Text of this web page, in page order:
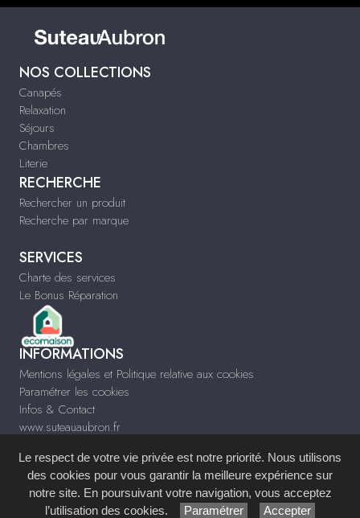
NOS COLLECTIONS
Canapés
Relaxation
Séjours
Chambres
Literie
RECHERCHE
Rechercher un produit
Recherche par marque
SERVICES
Charte des services
Le Bonus Réparation
INFORMATIONS
Mentions légales et Politique relative aux cookies
Paramétrer les cookies
Infos & Contact
www.suteauaubron.fr
Site réalisé avec leSystème de Gestion de Contenu (SGC)imagenia, créé et
développé en France parmémoire d'images.
Le respect de votre vie privée est notre priorité. Nous utilisons
des cookies pour vous garantir la meilleure expérience sur
notre site. En poursuivant votre navigation, vous acceptez
l’utilisation des cookies.
Paramétrer Accepter